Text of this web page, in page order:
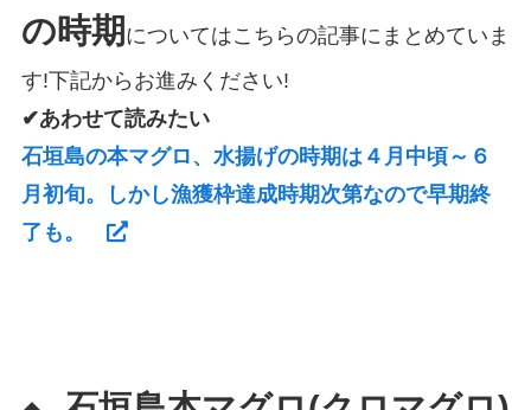
の時期 についてはこちらの記事にまとめていま
す!下記からお進みください!
✔あわせて読みたい
石垣島の本マグロ、水揚げの時期は４月中頃～６
月初旬。しかし漁獲枠達成時期次第なので早期終
了も。